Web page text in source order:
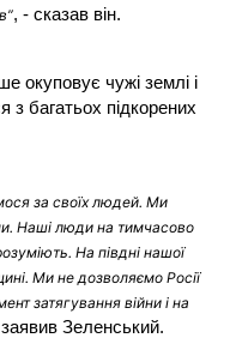
, - сказав він.
окуповує чужі землі і
з багатьох підкорених
за своїх людей. Ми
Наші люди на тимчасово
На півдні нашої
Ми не дозволяємо Росії
затягування війни і на
Зеленський.